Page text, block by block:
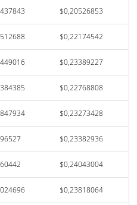
$0,20526853
$0,22174542
$0,23389227
$0,22768808
$0,23273428
$0,23382936
$0,24043004
$0,23818064